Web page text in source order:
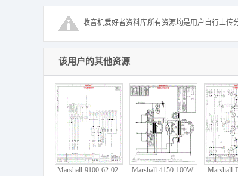
收音机爱好者资料库所有资源均是用户自行上传
该用户的其他资源
Marshall-9100-62-02- Marshall-4150-100W- Marshall-